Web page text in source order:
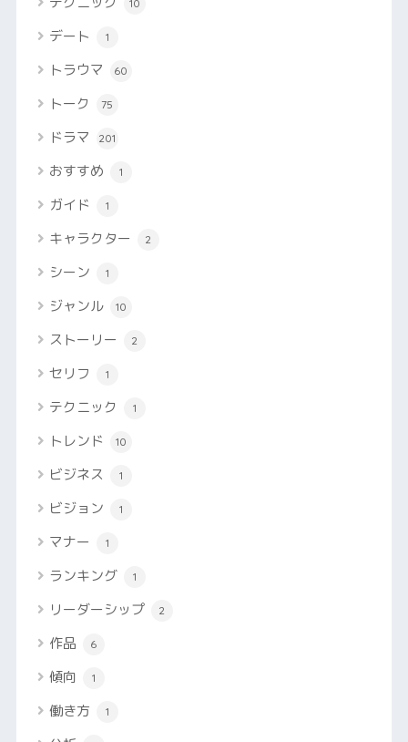
10
デート 1
トラウマ 60
トーク 75
ドラマ 201
おすすめ 1
ガイド 1
キャラクター 2
シーン 1
ジャンル 10
ストーリー 2
セリフ 1
テクニック 1
トレンド 10
ビジネス 1
ビジョン 1
マナー 1
ランキング 1
リーダーシップ 2
作品 6
傾向 1
働き方 1